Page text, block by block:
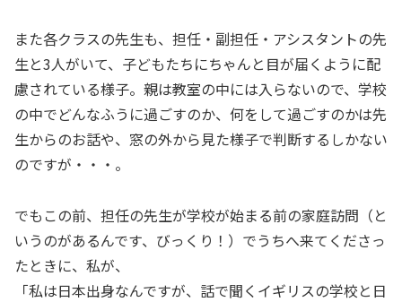
また各クラスの先生も、担任・副担任・アシスタントの先
生と3人がいて、子どもたちにちゃんと目が届くように配
慮されている様子。親は教室の中には入らないので、学校
の中でどんなふうに過ごすのか、何をして過ごすのかは先
生からのお話や、窓の外から見た様子で判断するしかない
のですが・・・。
でもこの前、担任の先生が学校が始まる前の家庭訪問（と
いうのがあるんです、びっくり！）でうちへ来てくださっ
たときに、私が、
「私は日本出身なんですが、話で聞くイギリスの学校と日